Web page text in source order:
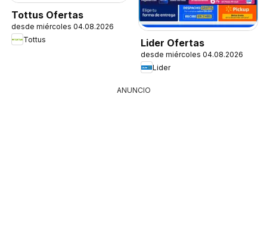
Tottus Ofertas
desde miércoles 04.08.2026
Tottus
Lider Ofertas
desde miércoles 04.08.2026
Lider
ANUNCIO